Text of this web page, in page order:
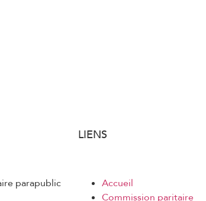
parapublic
LIENS
Accueil
Commission paritaire